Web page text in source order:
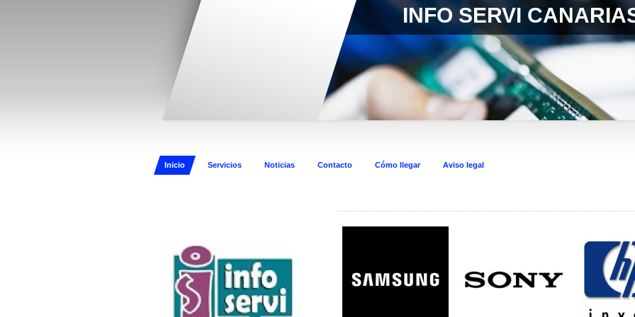
INFO SERVI
Inicio Servicios Noticias Contacto Cómo llegar Aviso legal